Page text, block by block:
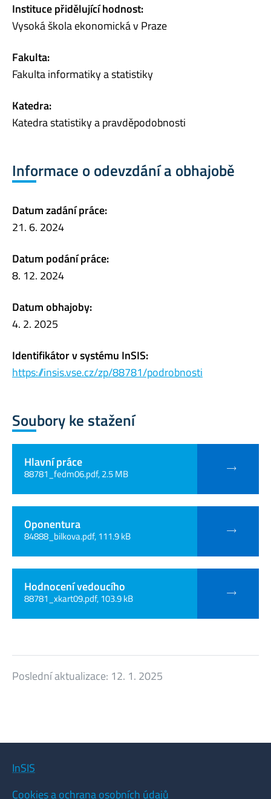
Instituce přidělující hodnost:
Vysoká škola ekonomická v Praze
Fakulta:
Fakulta informatiky a statistiky
Katedra:
Katedra statistiky a pravděpodobnosti
Informace o odevzdání a obhajobě
Datum zadání práce:
21. 6. 2024
Datum podání práce:
8. 12. 2024
Datum obhajoby:
4. 2. 2025
Identifikátor v systému InSIS:
https://insis.vse.cz/zp/88781/podrobnosti
Soubory ke stažení
Hlavní práce
88781_fedm06.pdf, 2.5 MB
Oponentura
84888_bilkova.pdf, 111.9 kB
Hodnocení vedoucího
88781_xkart09.pdf, 103.9 kB
Poslední aktualizace: 12. 1. 2025
InSIS
Cookies a ochrana osobních údajů